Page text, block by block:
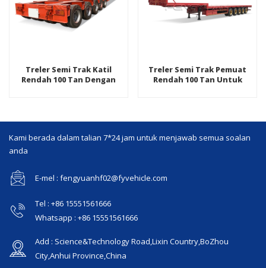
Treler Semi Trak Katil
Rendah 100 Tan Dengan
Treler Semi Trak Pemuat
Rendah 100 Tan Untuk
Kami berada dalam talian 7*24 jam untuk menjawab semua soalan
anda
E-mel : fengyuanhf02@fyvehicle.com
Tel : +86 15551561666
Whatsapp : +86 15551561666
Add : Science&Technology Road,Lixin Country,BoZhou
City,Anhui Province,China